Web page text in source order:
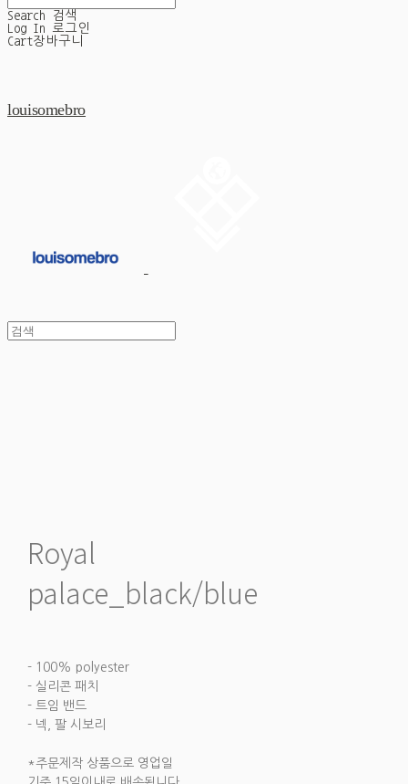
Search
검색
Log In
로그인
Cart장바구니
louisomebro
Royal
palace_black/blue
- 100% polyester
- 실리콘 패치
- 트임 밴드
- 넥, 팔 시보리
*주문제작 상품으로 영업일